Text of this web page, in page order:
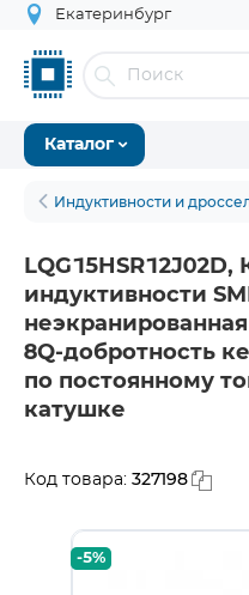
Екатеринбург
Каталог
Индуктивности и
LQG15HSR12J02D,
индуктивности
8Q-добротность
по постоянному
катушке
Код товара: 327198
-5%